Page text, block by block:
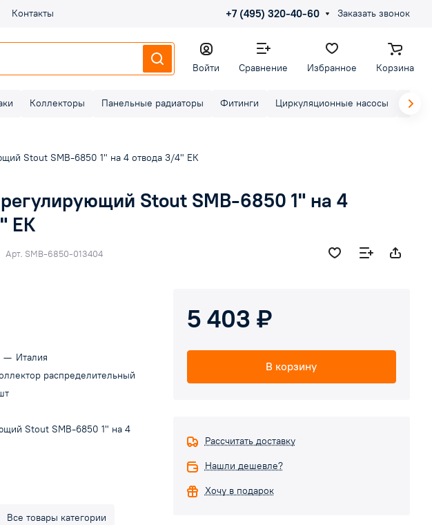
Контакты +7 (495) 320-40-60 Заказать звонок
Войти Сравнение Избранное Корзина
Коллекторы Панельные радиаторы Фитинги Циркуляционные насосы
Stout SMB-6850 1" на 4 отвода 3/4" ЕК
регулирующий Stout SMB-6850 1" на 4
ЕК
Арт. SMB-6850-013404
— Италия
распределительный
Stout SMB-6850 1" на 4
Все товары категории
5 403 ₽
В корзину
Рассчитать доставку
Нашли дешевле?
Хочу в подарок